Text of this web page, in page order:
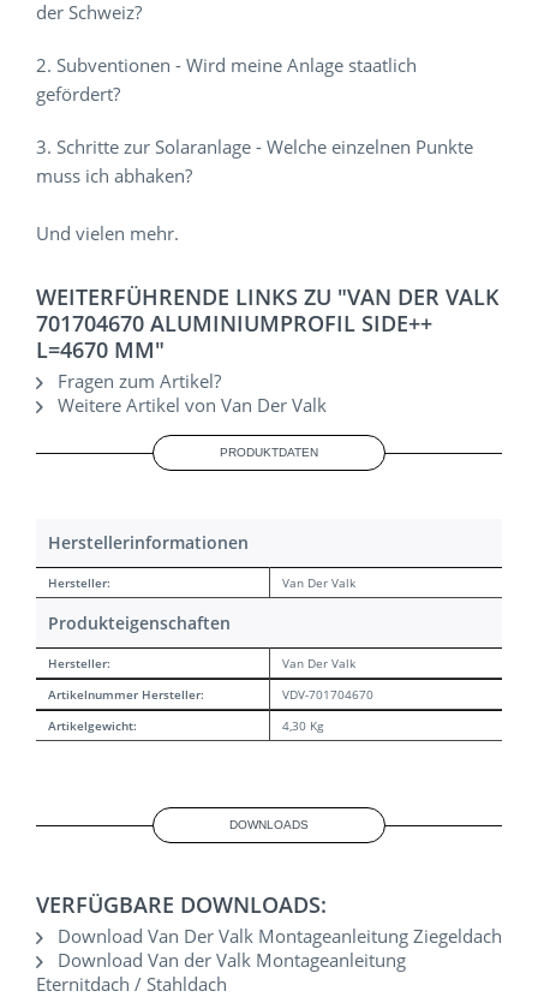
der Schweiz?
2. Subventionen - Wird meine Anlage staatlich
gefördert?
3. Schritte zur Solaranlage - Welche einzelnen Punkte
muss ich abhaken?
Und vielen mehr.
WEITERFÜHRENDE LINKS ZU "VAN DER VALK
701704670 ALUMINIUMPROFIL SIDE++
L=4670 MM"
Fragen zum Artikel?
Weitere Artikel von Van Der Valk
PRODUKTDATEN
Herstellerinformationen
Hersteller: Van Der Valk
Produkteigenschaften
Hersteller:
Van Der Valk
Artikelnummer Hersteller:
VDV-701704670
Artikelgewicht:
4,30 Kg
DOWNLOADS
VERFÜGBARE DOWNLOADS:
Download Van Der Valk Montageanleitung Ziegeldach
Download Van der Valk Montageanleitung
Eternitdach / Stahldach